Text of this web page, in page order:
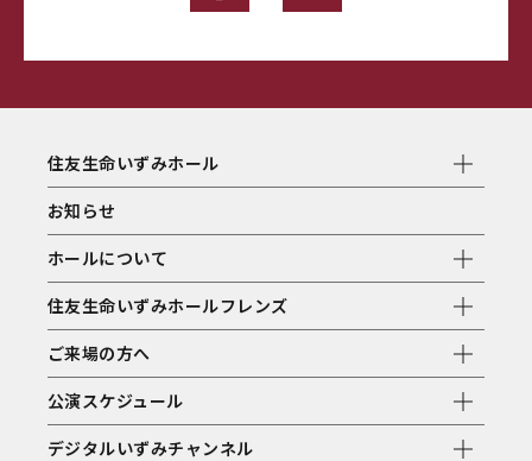
住友生命いずみホール
お知らせ
ホールについて
住友生命いずみホールフレンズ
ご来場の方へ
公演スケジュール
デジタルいずみチャンネル